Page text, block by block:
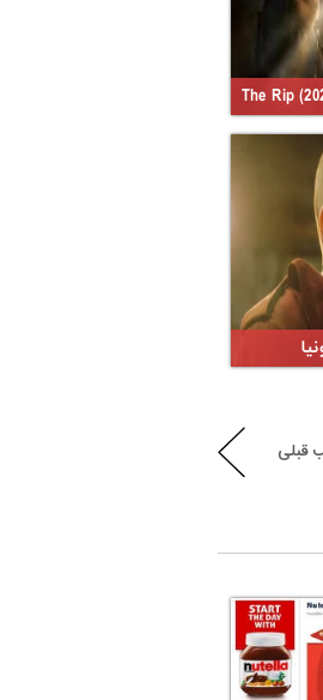
قبلی